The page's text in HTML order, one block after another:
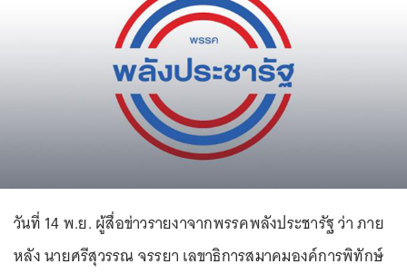
วันที่ 14 พ.ย. ผู้สื่อข่าวรายงาจากพรรคพลังประชารัฐ ว่า ภาย
หลัง นายศรีสุวรรณ จรรยา เลขาธิการสมาคมองค์การพิทักษ์